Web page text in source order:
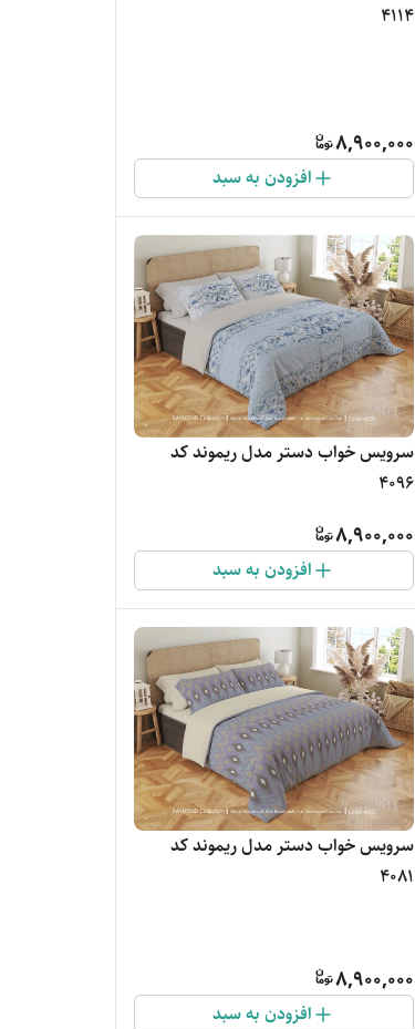
4114
8,900,000
افزودن به سبد
سرویس خواب دستر مدل ریموند کد
4096
8,900,000
افزودن به سبد
سرویس خواب دستر مدل ریموند کد
4081
8,900,000
افزودن به سبد